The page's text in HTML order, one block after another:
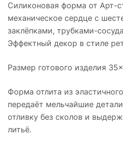
Силиконовая форма от Арт-
механическое сердце с
заклёпками, трубками-
Эффектный декор в стиле
Размер готового изделия
Форма отлита из
передаёт мельчайшие
отливку без сколов и
литьё.